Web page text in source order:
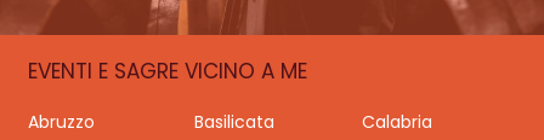
EVENTI E SAGRE VICINO A ME
Abruzzo Basilicata
Calabria